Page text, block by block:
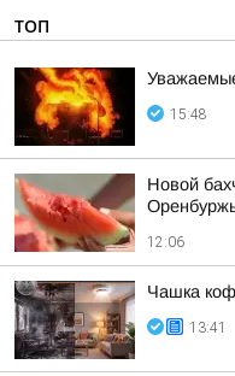
ТОП
15:48
Новой
12:06
Чашка
13:41